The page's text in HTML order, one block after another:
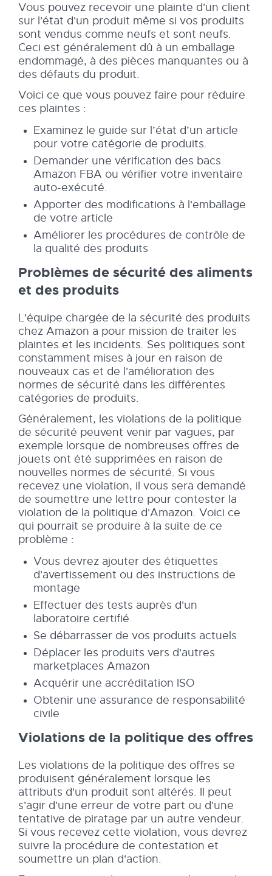
Vous pouvez recevoir une plainte d'un client
sur l'état d'un produit même si vos produits
sont vendus comme neufs et sont neufs.
Ceci est généralement dû à un emballage
endommagé, à des pièces manquantes ou à
des défauts du produit.
Voici ce que vous pouvez faire pour réduire
ces plaintes :
Examinez le guide sur l’état d’un article
pour votre catégorie de produits.
Demander une vérification des bacs
Amazon FBA ou vérifier votre inventaire
auto-exécuté.
Apporter des modifications à l'emballage
de votre article
Améliorer les procédures de contrôle de
la qualité des produits
Problèmes de sécurité des aliments
et des produits
L'équipe chargée de la sécurité des produits
chez Amazon a pour mission de traiter les
plaintes et les incidents. Ses politiques sont
constamment mises à jour en raison de
nouveaux cas et de l'amélioration des
normes de sécurité dans les différentes
catégories de produits.
Généralement, les violations de la politique
de sécurité peuvent venir par vagues, par
exemple lorsque de nombreuses offres de
jouets ont été supprimées en raison de
nouvelles normes de sécurité. Si vous
recevez une violation, il vous sera demandé
de soumettre une lettre pour contester la
violation de la politique d'Amazon. Voici ce
qui pourrait se produire à la suite de ce
problème :
Vous devrez ajouter des étiquettes
d'avertissement ou des instructions de
montage
Effectuer des tests auprès d'un
laboratoire certifié
Se débarrasser de vos produits actuels
Déplacer les produits vers d'autres
marketplaces Amazon
Acquérir une accréditation ISO
Obtenir une assurance de responsabilité
civile
Violations de la politique des offres
Les violations de la politique des offres se
produisent généralement lorsque les
attributs d'un produit sont altérés. Il peut
s'agir d'une erreur de votre part ou d'une
tentative de piratage par un autre vendeur.
Si vous recevez cette violation, vous devrez
suivre la procédure de contestation et
soumettre un plan d'action.